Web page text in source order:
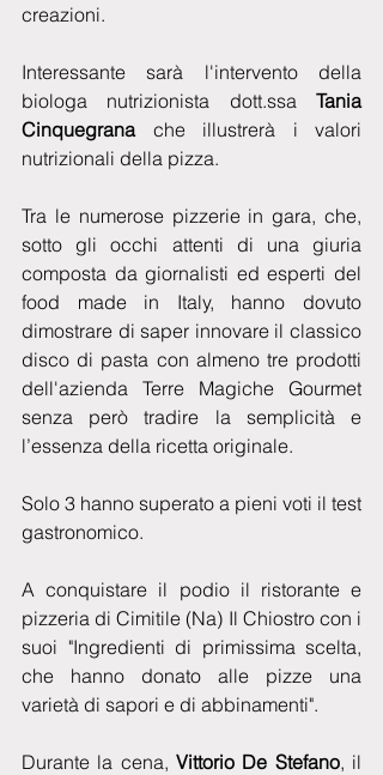
creazioni.
Interessante sarà l'intervento della
biologa nutrizionista dott.ssa Tania
Cinquegrana che illustrerà i valori
nutrizionali della pizza.
Tra le numerose pizzerie in gara, che,
sotto gli occhi attenti di una giuria
composta da giornalisti ed esperti del
food made in Italy, hanno dovuto
dimostrare di saper innovare il classico
disco di pasta con almeno tre prodotti
dell'azienda Terre Magiche Gourmet
senza però tradire la semplicità e
l’essenza della ricetta originale.
Solo 3 hanno superato a pieni voti il test
gastronomico.
A conquistare il podio il ristorante e
pizzeria di Cimitile (Na) Il Chiostro con i
suoi "Ingredienti di primissima scelta,
che hanno donato alle pizze una
varietà di sapori e di abbinamenti".
Durante la cena, Vittorio De Stefano, il